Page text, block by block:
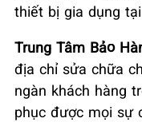
thiết bị gia dụng
Trung Tâm Bảo
địa chỉ sửa chữa
ngàn khách hàng
phục được mọi sự